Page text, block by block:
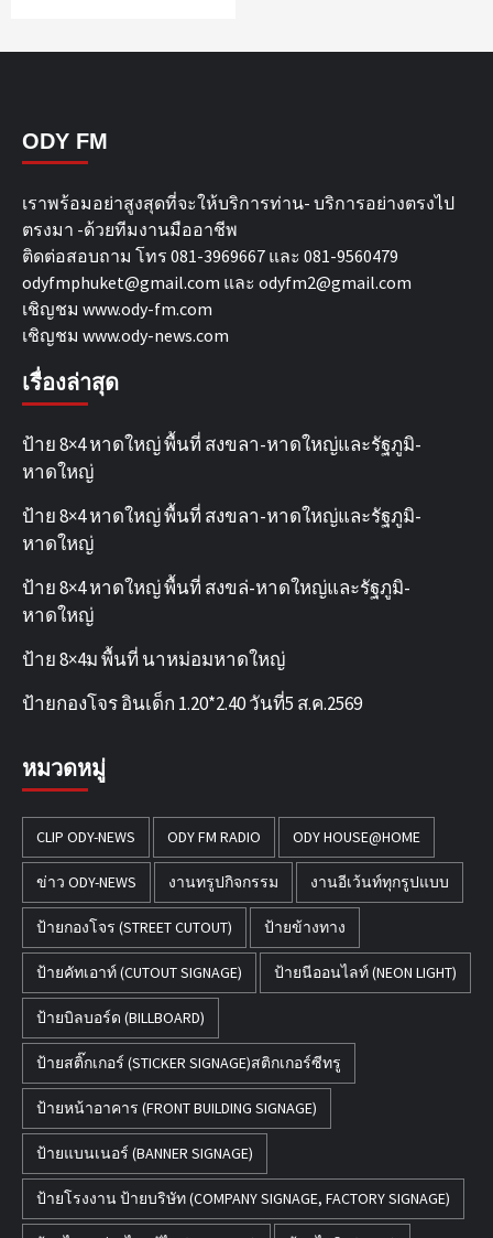
ODY FM
เราพร้อมอย่าสูงสุดที่จะให้บริการท่าน- บริการอย่างตรงไป
ตรงมา -ด้วยทีมงานมืออาชีพ
ติดต่อสอบถาม โทร 081-3969667 และ 081-9560479
odyfmphuket@gmail.com และ odyfm2@gmail.com
เชิญชม www.ody-fm.com
เชิญชม www.ody-news.com
เรื่องล่าสุด
ป้าย 8×4 หาดใหญ่ พื้นที่ สงขลา-หาดใหญ่และรัฐภูมิ-
หาดใหญ่
ป้าย 8×4 หาดใหญ่ พื้นที่ สงขลา-หาดใหญ่และรัฐภูมิ-
หาดใหญ่
ป้าย 8×4 หาดใหญ่ พื้นที่ สงขล่-หาดใหญ่และรัฐภูมิ-
หาดใหญ่
ป้าย 8×4ม พื้นที่ นาหม่อมหาดใหญ่
ป้ายกองโจร อินเด็ก 1.20*2.40 วันที่5 ส.ค.2569
หมวดหมู่
CLIP ODY-NEWS ODY FM RADIO ODY HOUSE@HOME
ข่าว ODY-NEWS งานทรูปกิจกรรม งานอีเว้นท์ทุกรูปแบบ
ป้ายกองโจร (STREET CUTOUT) ป้ายข้างทาง
ป้ายคัทเอาท์ (CUTOUT SIGNAGE) ป้ายนีออนไลท์ (NEON LIGHT)
ป้ายบิลบอร์ด (BILLBOARD)
ป้ายสติ๊กเกอร์ (STICKER SIGNAGE)สติกเกอร์ซีทรู
ป้ายหน้าอาคาร (FRONT BUILDING SIGNAGE)
ป้ายแบนเนอร์ (BANNER SIGNAGE)
ป้ายโรงงาน ป้ายบริษัท (COMPANY SIGNAGE, FACTORY SIGNAGE)